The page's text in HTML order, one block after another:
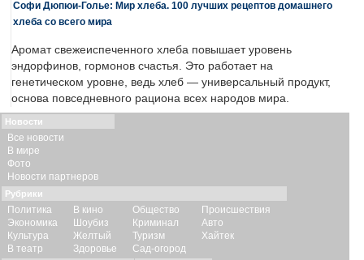
Софи Дюпюи-Голье: Мир хлеба. 100 лучших рецептов домашнего
хлеба со всего мира
Аромат свежеиспеченного хлеба повышает уровень
эндорфинов, гормонов счастья. Это работает на
генетическом уровне, ведь хлеб — универсальный продукт,
основа повседневного рациона всех народов мира.
Новости
Все новости
В мире
Фото
Новости партнеров
Рубрики
Политика
Экономика
Культура
В театр
В кино
Шоубиз
Желтый
Здоровье
Общество
Криминал
Туризм
Сад-огород
Происшествия
Авто
Хайтек